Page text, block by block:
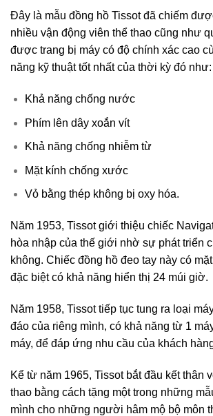
Đây là mẫu đồng hồ Tissot đã chiếm
nhiều vận động viên thể thao cũng như
được trang bị máy có độ chính xác cao
năng kỹ thuật tốt nhất của thời kỳ đó như:
Khả năng chống nước
Phím lên dây xoắn vít
Khả năng chống nhiễm từ
Mặt kính chống xước
Vỏ bằng thép không bị oxy hóa.
Năm 1953, Tissot giới thiệu chiếc
hòa nhập của thế giới nhờ sự phát triển
không. Chiếc đồng hồ đeo tay này có
đặc biệt có khả năng hiển thị 24 múi giờ.
Năm 1958, Tissot tiếp tục tung ra loại
đáo của riêng mình, có khả năng từ 1
máy, để đáp ứng nhu cầu của khách
Kể từ năm 1965, Tissot bắt đầu kết thân
thao bằng cách tặng một trong những
mình cho những người hâm mộ bộ môn